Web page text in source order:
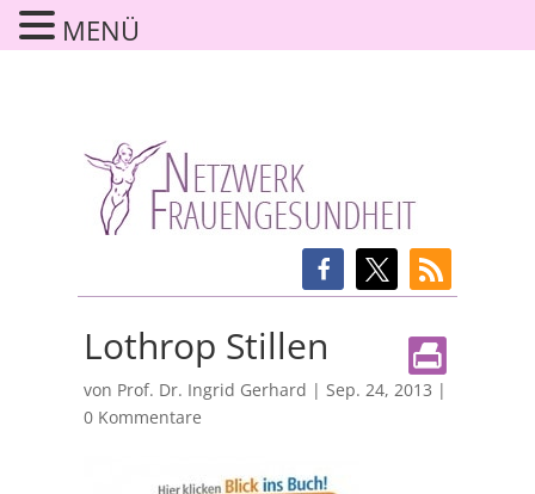
Lothrop Stillen
von Prof. Dr. Ingrid Gerhard | Sep. 24, 2013 |
0 Kommentare
MENÜ